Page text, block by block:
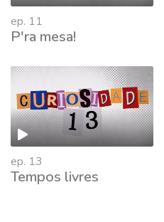
ep. 11
P'ra mesa!
ep. 13
Tempos livres